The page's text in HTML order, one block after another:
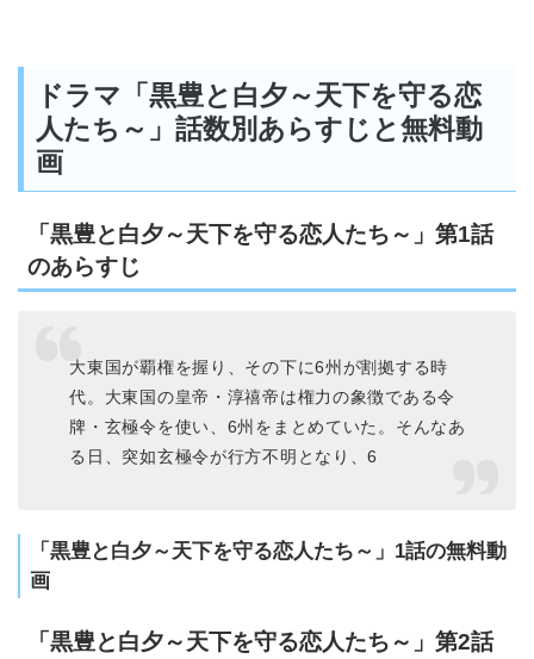
ドラマ「黒豊と白夕～天下を守る恋
人たち～」話数別あらすじと無料動
画
「黒豊と白夕～天下を守る恋人たち～」第1話
のあらすじ
大東国が覇権を握り、その下に6州が割拠する時
代。大東国の皇帝・淳禧帝は権力の象徴である令
牌・玄極令を使い、6州をまとめていた。そんなあ
る日、突如玄極令が行方不明となり、6
「黒豊と白夕～天下を守る恋人たち～」1話の無料動
画
「黒豊と白夕～天下を守る恋人たち～」第2話